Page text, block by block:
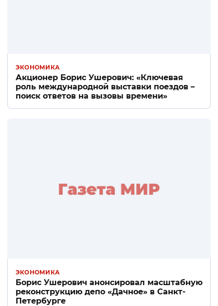
ЭКОНОМИКА
Акционер Борис Ушерович: «Ключевая
роль международной выставки поездов –
поиск ответов на вызовы времени»
ЭКОНОМИКА
Борис Ушерович анонсировал масштабную
реконструкцию депо «Дачное» в Санкт-
Петербурге